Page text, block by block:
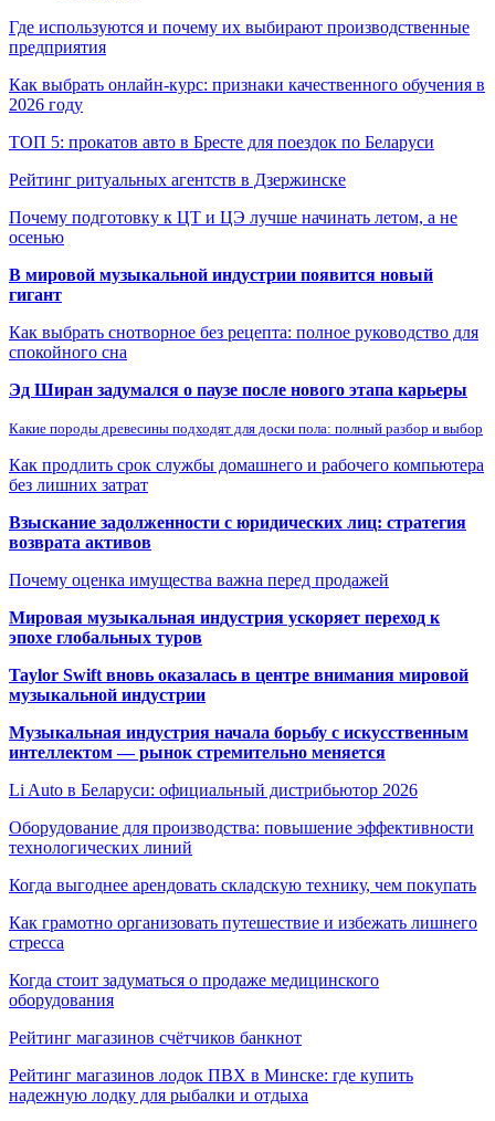
Где используются и почему их выбирают производственные
предприятия
Как выбрать онлайн-курс: признаки качественного обучения в
2026 году
ТОП 5: прокатов авто в Бресте для поездок по Беларуси
Рейтинг ритуальных агентств в Дзержинске
Почему подготовку к ЦТ и ЦЭ лучше начинать летом, а не
осенью
В мировой музыкальной индустрии появится новый
гигант
Как выбрать снотворное без рецепта: полное руководство для
спокойного сна
Эд Ширан задумался о паузе после нового этапа карьеры
Какие породы древесины подходят для доски пола: полный разбор и выбор
Как продлить срок службы домашнего и рабочего компьютера
без лишних затрат
Взыскание задолженности с юридических лиц: стратегия
возврата активов
Почему оценка имущества важна перед продажей
Мировая музыкальная индустрия ускоряет переход к
эпохе глобальных туров
Taylor Swift вновь оказалась в центре внимания мировой
музыкальной индустрии
Музыкальная индустрия начала борьбу с искусственным
интеллектом — рынок стремительно меняется
Li Auto в Беларуси: официальный дистрибьютор 2026
Оборудование для производства: повышение эффективности
технологических линий
Когда выгоднее арендовать складскую технику, чем покупать
Как грамотно организовать путешествие и избежать лишнего
стресса
Когда стоит задуматься о продаже медицинского
оборудования
Рейтинг магазинов счётчиков банкнот
Рейтинг магазинов лодок ПВХ в Минске: где купить
надежную лодку для рыбалки и отдыха